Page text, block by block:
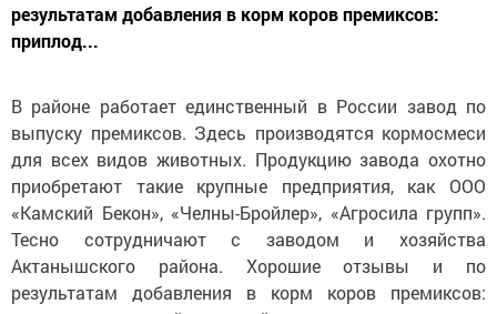
результатам добавления в корм коров премиксов:
приплод...
В районе работает единственный в России завод по
выпуску премиксов. Здесь производятся кормосмеси
для всех видов животных. Продукцию завода охотно
приобретают такие крупные предприятия, как ООО
«Камский Бекон», «Челны-Бройлер», «Агросила групп».
Тесно сотрудничают с заводом и хозяйства
Актанышского района. Хорошие отзывы и по
результатам добавления в корм коров премиксов: